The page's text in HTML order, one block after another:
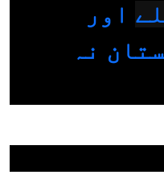
اور
نہ